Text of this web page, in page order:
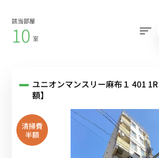
該当部屋
10 室
ユニオンマンスリー麻布１ 401
額】
清掃費
半額